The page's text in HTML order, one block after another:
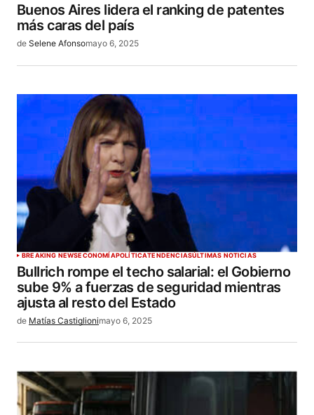
Buenos Aires lidera el ranking de patentes
más caras del país
de Selene Afonsomayo 6, 2025
BREAKING NEWSECONOMÍAPOLÍTICATENDENCIASÚLTIMAS NOTICIAS
Bullrich rompe el techo salarial: el Gobierno
sube 9% a fuerzas de seguridad mientras
ajusta al resto del Estado
de Matías Castiglionimayo 6, 2025